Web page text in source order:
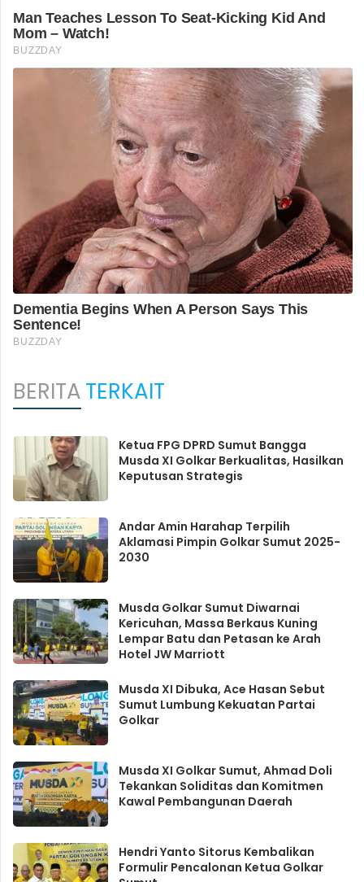
BERITATERKAIT
Ketua FPG DPRD Sumut Bangga
Musda XI Golkar Berkualitas, Hasilkan
Keputusan Strategis
Andar Amin Harahap Terpilih
Aklamasi Pimpin Golkar Sumut 2025-
2030
Musda Golkar Sumut Diwarnai
Kericuhan, Massa Berkaus Kuning
Lempar Batu dan Petasan ke Arah
Hotel JW Marriott
Musda XI Dibuka, Ace Hasan Sebut
Sumut Lumbung Kekuatan Partai
Golkar
Musda XI Golkar Sumut, Ahmad Doli
Tekankan Soliditas dan Komitmen
Kawal Pembangunan Daerah
Hendri Yanto Sitorus Kembalikan
Formulir Pencalonan Ketua Golkar